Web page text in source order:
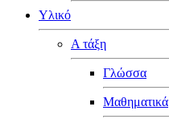
Υλικό
Α τάξη
Γλώσσα
Μαθηματικά